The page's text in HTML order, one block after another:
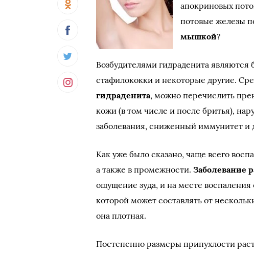
апокриновых
потовые железы
мышкой?
Возбудителями гидраденита
стафилококки и некоторые другие.
гидраденита, можно перечислить
кожи (в том числе и после бритья),
заболевания, сниженный иммунитет и
Как уже было сказано, чаще всего
а также в промежности.Заболевание
ощущение зуда, и на месте воспаления
которой может составлять от
она плотная.
Постепенно размеры припухлости